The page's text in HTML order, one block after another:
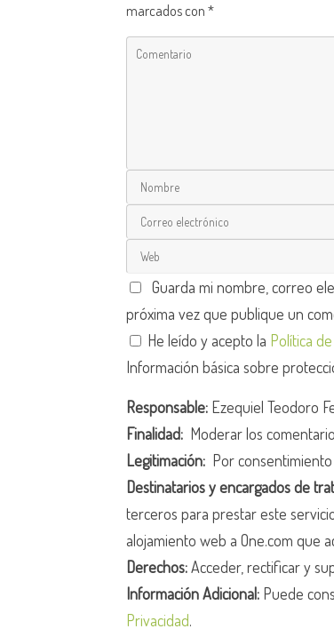
marcados con*
Guarda mi nombre, correo
próxima vez que publique un
He leído y acepto la Política
Información básica sobre
Responsable: Ezequiel Teodoro
Finalidad: Moderar los
Legitimación: Por
Destinatarios y encargados de
terceros para prestar este
alojamiento web a One.com que
Derechos:Acceder, rectificar y
Información Adicional: Puede
Privacidad.